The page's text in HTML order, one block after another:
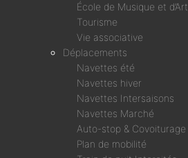
École de Musique et d’Art
Tourisme
Vie associative
Déplacements
Navettes été
Navettes hiver
Navettes Intersaisons
Navettes Marché
Auto-stop & Covoiturage
Plan de mobilité